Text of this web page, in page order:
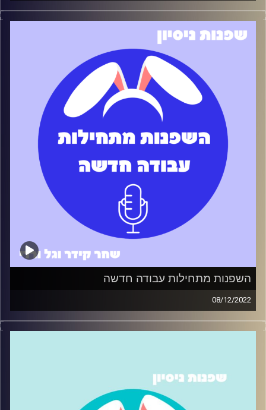
ידעתם שבשנת 2022 נרשמו 8.4 מיליון יציאות לחו"ל מישראל?
השפנות מבינות מה אתם צריכים, ולכן עשינו פרק בו חשפנו
את הטיפים שיעזרו לכם (חלקם יותר וחלקם פחות) לסגור
טיסה לחו"ל בצורה חכמה ומשתלמת
תודה מיוחדת לדרור בורנשטיין שנתן את הטיפים לפרק זה.
קרדיט תמונות:
שחר קידר וגל ורדי
השפנות מתחילות עבודה חדשה
08/12/2022
השפנות התחילו עבודה אבל איך ממשיכים מכאן? מה הדרך
הכי טובה להתחבר עם קולגות? איך עונים על הציפיות של
שחר קידר וגל ורדי